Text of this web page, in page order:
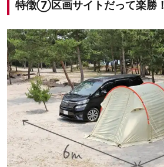
特徴⑦区画サイトだって楽勝！